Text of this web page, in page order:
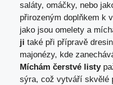
saláty, omáčky, nebo
přirozeným doplňkem k
jako jsou omelety a
ji také při přípravě
majonézy, kde
Míchám čerstvé listy
sýra, což vytváří skvělé